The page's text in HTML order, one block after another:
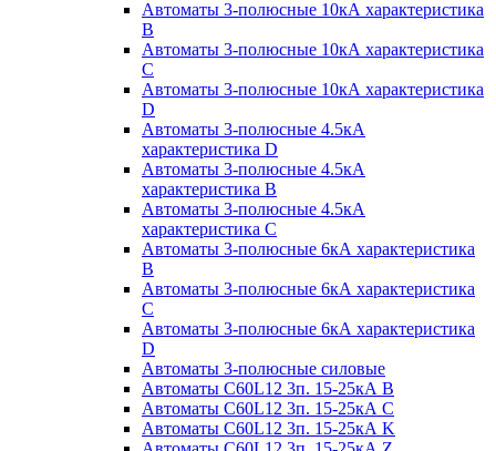
Автоматы 3-полюсные 10кА характеристика
B
Автоматы 3-полюсные 10кА характеристика
C
Автоматы 3-полюсные 10кА характеристика
D
Автоматы 3-полюсные 4.5кА
характеристика D
Автоматы 3-полюсные 4.5кА
характеристика В
Автоматы 3-полюсные 4.5кА
характеристика С
Автоматы 3-полюсные 6кА характеристика
B
Автоматы 3-полюсные 6кА характеристика
C
Автоматы 3-полюсные 6кА характеристика
D
Автоматы 3-полюсные силовые
Автоматы C60L12 3п. 15-25кА B
Автоматы C60L12 3п. 15-25кА C
Автоматы C60L12 3п. 15-25кА K